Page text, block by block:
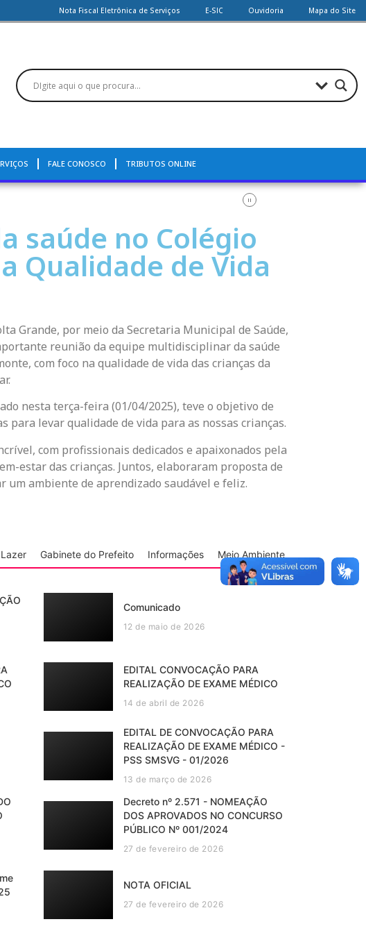
Nota Fiscal Eletrônica de Serviços E-SIC Ouvidoria Mapa do Site
FALE CONOSCO TRIBUTOS ONLINE
saúde no Colégio
Qualidade de Vida
Grande, por meio da Secretaria Municipal de Saúde,
reunião da equipe multidisciplinar da saúde
com foco na qualidade de vida das crianças da
nesta terça-feira (01/04/2025), teve o objetivo de
para levar qualidade de vida para as nossas crianças.
com profissionais dedicados e apaixonados pela
estar das crianças. Juntos, elaboraram proposta de
um ambiente de aprendizado saudável e feliz.
Gabinete do Prefeito Informações Meio Ambiente
Comunicado
12 de maio de 2026
EDITAL CONVOCAÇÃO PARA
REALIZAÇÃO DE EXAME MÉDICO
14 de abril de 2026
EDITAL DE CONVOCAÇÃO PARA
REALIZAÇÃO DE EXAME MÉDICO -
PSS SMSVG - 01/2026
13 de março de 2026
Decreto nº 2.571 - NOMEAÇÃO
DOS APROVADOS NO CONCURSO
PÚBLICO Nº 001/2024
27 de fevereiro de 2026
NOTA OFICIAL
27 de fevereiro de 2026